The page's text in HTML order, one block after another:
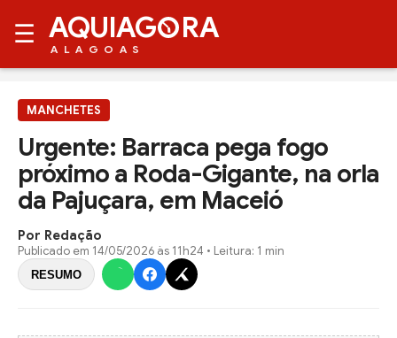
☰ AQUIAG RA
ALAGOAS
MANCHETES
Urgente: Barraca pega fogo
próximo a Roda-Gigante, na orla
da Pajuçara, em Maceió
Por Redação
Publicado em 14/05/2026 às 11h24 • Leitura: 1 min
RESUMO